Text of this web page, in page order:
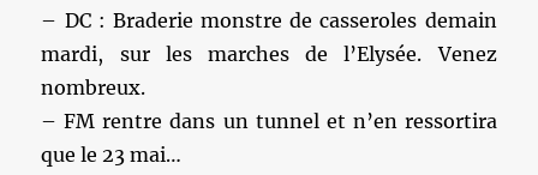
– DC : Braderie monstre de casseroles demain
mardi, sur les marches de l’Elysée. Venez
nombreux.
– FM rentre dans un tunnel et n’en ressortira
que le 23 mai…